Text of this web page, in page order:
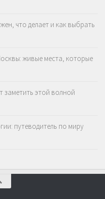
что делает и как выбрать
живые места, которые
заметить этой волной
путеводитель по миру